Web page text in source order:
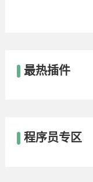
最热插件
程序员专区